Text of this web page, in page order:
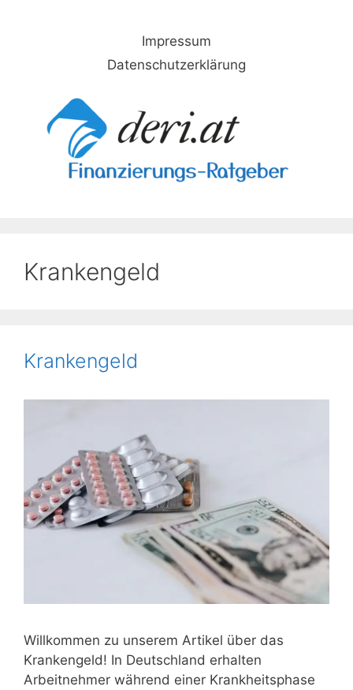
Impressum
Datenschutzerklärung
Krankengeld
Krankengeld
Willkommen zu unserem Artikel über das
Krankengeld! In Deutschland erhalten
Arbeitnehmer während einer Krankheitsphase